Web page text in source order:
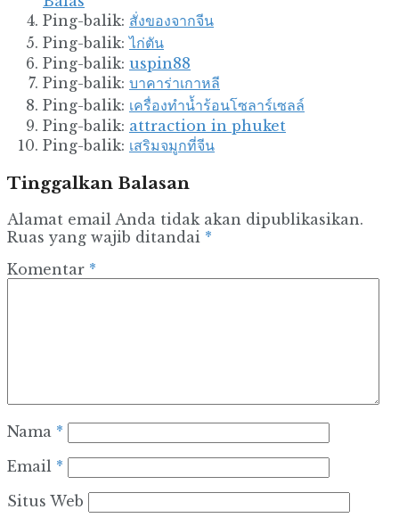
Ping-balik: สั่งของจากจีน
Ping-balik:ไก่ตัน
Ping-balik: uspin88
Ping-balik: บาคาร่าเกาหลี
Ping-balik: เครื่องทำน้ำร้อนโซลาร์เซลล์
Ping-balik: attraction in phuket
Ping-balik: เสริมจมูกที่จีน
Tinggalkan Balasan
Alamat email Anda tidak akan dipublikasikan.
Ruas yang wajib ditandai *
Komentar *
Nama *
Email *
Situs Web